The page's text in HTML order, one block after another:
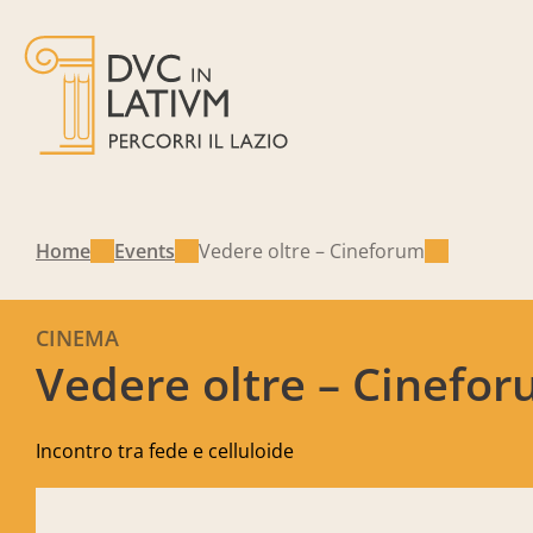
Home Events Vedere oltre – Cineforum
Vedere oltre –
CINEMA
Incontro tra fede e celluloide